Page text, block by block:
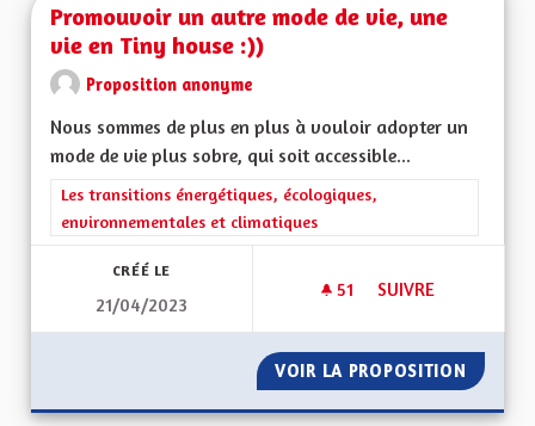
Promouvoir un autre mode de vie, une
vie en Tiny house :))
Proposition anonyme
Nous sommes de plus en plus à vouloir adopter un
mode de vie plus sobre, qui soit accessible...
Filtrer les résultats de la catégorie : Les transitions
Les transitions énergétiques, écologiques,
environnementales et climatiques
CRÉÉ LE
21/04/2023
51 51 ABONNÉS
SUIVRE
VOIR LA PROPOSITION